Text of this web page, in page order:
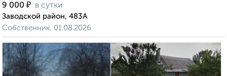
9 000 ₽ в сутки
Заводской район, 483А
Собственник, 01.08.2026